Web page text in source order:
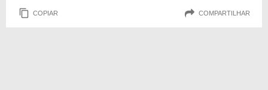
COPIAR COMPARTILHAR